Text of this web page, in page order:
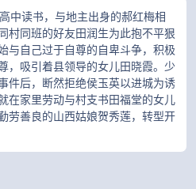
中读书，与地主出身的郝红梅相
村同班的好友田润生为此抱不平狠
与自己过于自尊的自卑斗争，积极
，吸引着县领导的女儿田晓霞。少
件后，断然拒绝侯玉英以进城为诱
在家里劳动与村支书田福堂的女儿
劳善良的山西姑娘贺秀莲，转型开